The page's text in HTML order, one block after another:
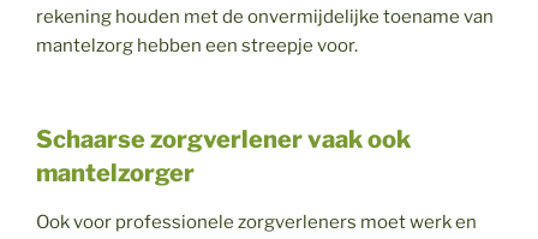
rekening houden met de onvermijdelijke toename van
mantelzorg hebben een streepje voor.
Schaarse zorgverlener vaak ook
mantelzorger
Ook voor professionele zorgverleners moet werk en